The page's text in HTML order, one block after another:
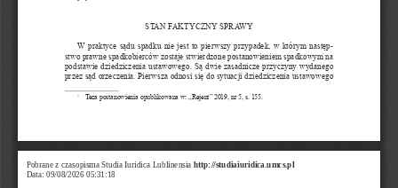
STAN FAKTYCZNY SPRAWY
W praktyce sądu spadku nie jest to pierwszy przypadek, w którym następ-
stwo prawne spadkobierców zostaje stwierdzone postanowieniem spadkowym na
podstawie dziedziczenia ustawowego. Są dwie zasadnicze przyczyny wydanego
przez sąd orzeczenia. Pierwsza odnosi się do sytuacji dziedziczenia ustawowego
1 Teza postanowienia opublikowana w: „Rejent” 2019, nr5, s. 155.
Pobrane z czasopisma Studia Iuridica Lublinensia http://studiaiuridica.umcs.pl
Data: 09/08/2026 05:31:18